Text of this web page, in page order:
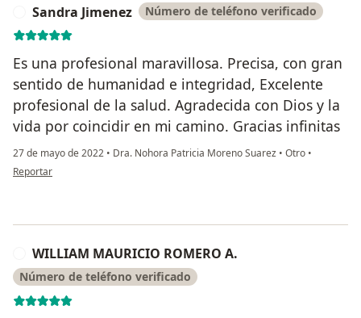
Sandra Jimenez Número de teléfono verificado
Es una profesional maravillosa. Precisa, con gran
sentido de humanidad e integridad, Excelente
profesional de la salud. Agradecida con Dios y la
vida por coincidir en mi camino. Gracias infinitas
27 de mayo de 2022 • Dra. Nohora Patricia Moreno Suarez • Otro •
en opinión del usuario Sandra Jimenez
Reportar
WILLIAM MAURICIO ROMERO A.
Número de teléfono verificado